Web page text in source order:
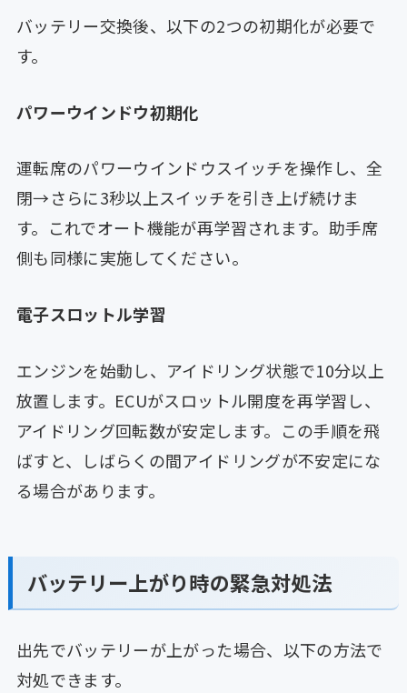
バッテリー交換後、以下の2つの初期化が必要で
す。
パワーウインドウ初期化
運転席のパワーウインドウスイッチを操作し、全
閉→さらに3秒以上スイッチを引き上げ続けま
す。これでオート機能が再学習されます。助手席
側も同様に実施してください。
電子スロットル学習
エンジンを始動し、アイドリング状態で10分以上
放置します。ECUがスロットル開度を再学習し、
アイドリング回転数が安定します。この手順を飛
ばすと、しばらくの間アイドリングが不安定にな
る場合があります。
バッテリー上がり時の緊急対処法
出先でバッテリーが上がった場合、以下の方法で
対処できます。